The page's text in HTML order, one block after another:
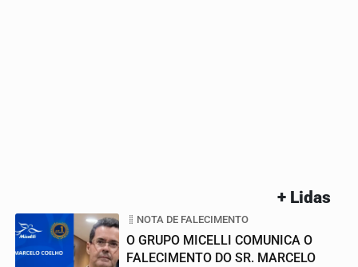
+ Lidas
NOTA DE FALECIMENTO
O GRUPO MICELLI COMUNICA O
FALECIMENTO DO SR. MARCELO